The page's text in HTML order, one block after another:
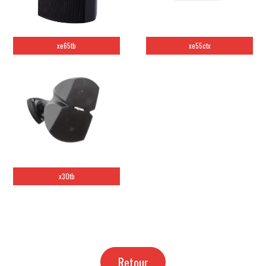
xe65tb xe55ctx
x30tb
Retour